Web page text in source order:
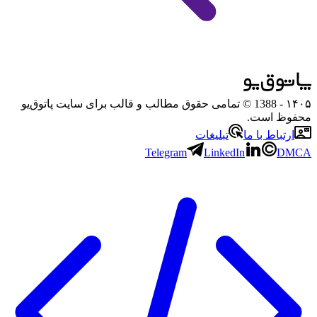
۱۴۰۵
- 1388 © تمامی حقوق مطالب و قالب برای سایت پاتوق‌یو
محفوظ است.
ارتباط با ما
تبلیغات
Telegram
LinkedIn DMCA